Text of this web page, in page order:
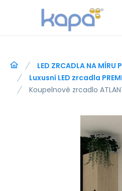
LED ZRCADLA NA MÍRU
Luxusní LED zrcadla
Koupelnové zrcadlo